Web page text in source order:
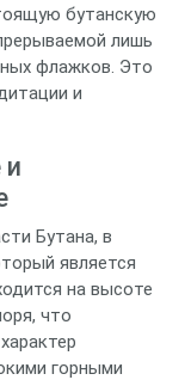
бутанскую
лишь
флажков. Это
и
и
Бутана, в
является
на высоте
что
горными